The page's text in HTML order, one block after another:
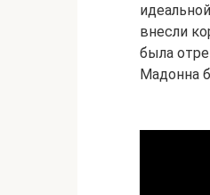
внесли
была
Мадонна